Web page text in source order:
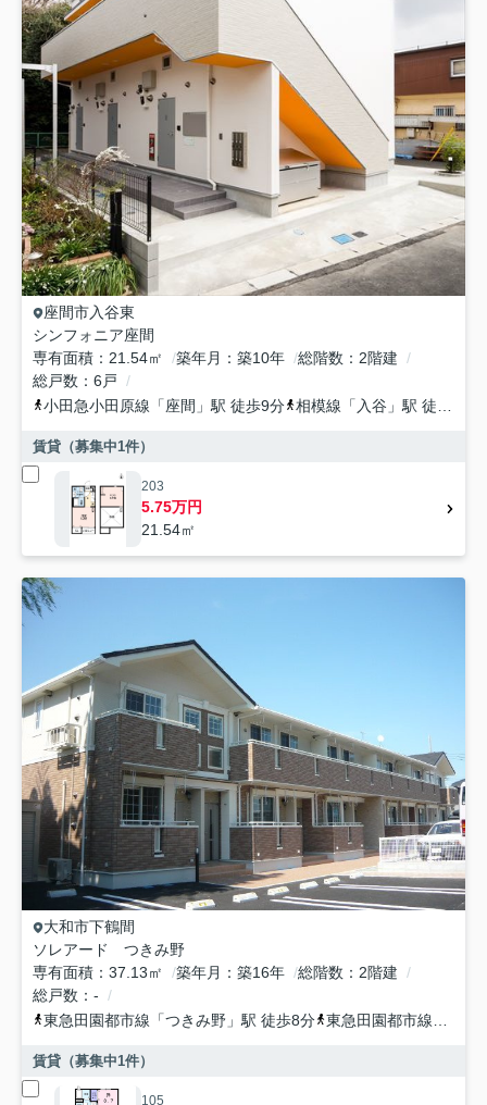
座間市入谷東
シンフォニア座間
専有面積
21.54㎡ 築年月 築10年 総階数
2階建
総戸数
6戸
小田急小田原線 「座間 」駅 徒歩9分 相模線 「 入谷 」駅 徒歩22分
賃貸（募集中1件）
203
5.75万円
21.54㎡
大和市下鶴間
ソレアード つきみ野
専有面積
37.13㎡ 築年月 築16年 総階数
2階建
総戸数
-
東急田園都市線 「つきみ野 」駅 徒歩8分 東急田園都市線
賃貸（募集中1件）
105